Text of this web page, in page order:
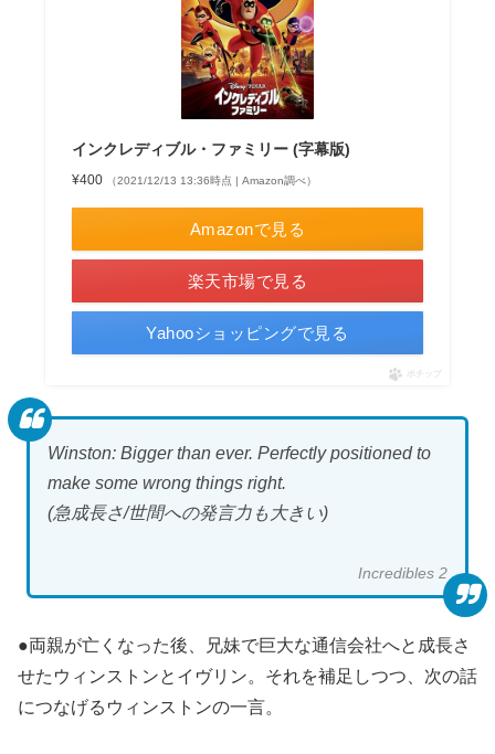
インクレディブル・ファミリー (字幕版)
¥400 （2021/12/13 13:36時点 | Amazon調べ）
Amazonで見る
楽天市場で見る
Yahooショッピングで見る
ポチップ
Winston: Bigger than ever. Perfectly positioned to
make some wrong things right.
(急成長さ/世間への発言力も大きい)
Incredibles 2
●両親が亡くなった後、兄妹で巨大な通信会社へと成長さ
せたウィンストンとイヴリン。それを補足しつつ、次の話
につなげるウィンストンの一言。